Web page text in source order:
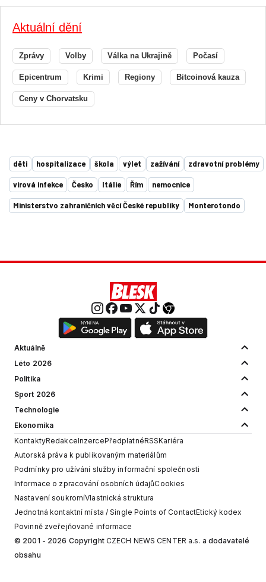
Aktuální dění
Zprávy Volby Válka na Ukrajině Počasí
Epicentrum Krimi Regiony Bitcoinová kauza
Ceny v Chorvatsku
děti hospitalizace škola výlet zažívání zdravotní problémy
virová infekce Česko Itálie Řím nemocnice
Ministerstvo zahraničních věcí České republiky Monterotondo
Aktuálně
Léto 2026
Politika
Sport 2026
Technologie
Ekonomika
KontaktyRedakceInzercePředplatnéRSSKariéra
Autorská práva k publikovaným materiálům
Podmínky pro užívání služby informační společnosti
Informace o zpracování osobních údajůCookies
Nastavení soukromíVlastnická struktura
Jednotná kontaktní místa / Single Points of ContactEtický kodex
Povinně zveřejňované informace
© 2001 - 2026 Copyright CZECH NEWS CENTER a.s. a dodavatelé
obsahu